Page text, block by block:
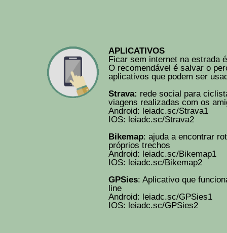
APLICATIVOS
Ficar sem internet na estrada
O recomendável é salvar o
aplicativos que podem ser
Strava: rede social para
viagens realizadas com os
Android: leiadc.sc/Strava1
IOS: leiadc.sc/Strava2
Bikemap: ajuda a encontrar
próprios trechos
Android: leiadc.sc/Bikemap1
IOS: leiadc.sc/Bikemap2
GPSies: Aplicativo que
line
Android: leiadc.sc/GPSies1
IOS: leiadc.sc/GPSies2